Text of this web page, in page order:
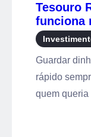
Tesouro
funciona
Guardar
rápido
quem queria